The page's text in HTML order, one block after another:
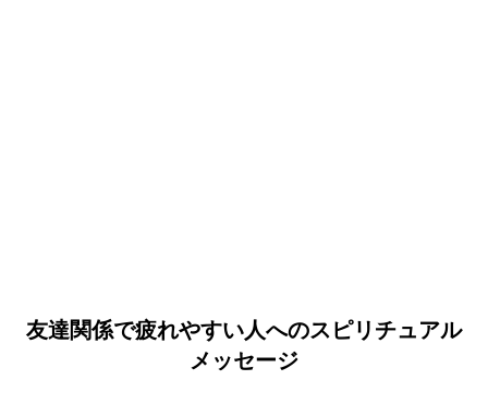
友達関係で疲れやすい人へのスピリチュアル
メッセージ